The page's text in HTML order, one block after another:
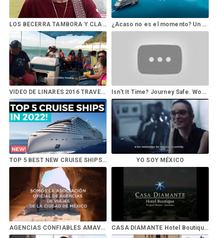
LOS BECERRA TAMBORA Y CLARINETE DE CAMACHO ¿Acaso no es el momento? Un viaje seguro. Un viaje maravilloso.
VIDEO DE LINARES 2016 TRAVELING Isn't It Time? Journey Safe. WonderFULL℠.
TOP 5 BEST NEW CRUISE SHIPS IN 2022! (ft Royal Caribbean, Carnival, Norwegian, MSC, Disney, Virgin) YO SOY MÉXICO
AGENCIAS CONFIABLES AMAVCDMX Y GMA CASA DIAMANTE Hotel Boutique en Ezequiel Montes Qro.